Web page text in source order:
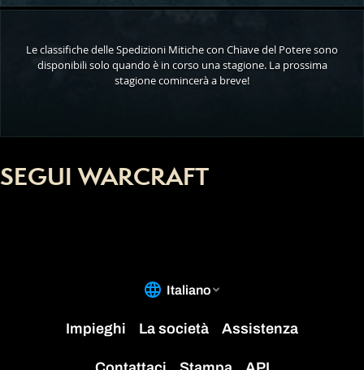
Le classifiche delle Spedizioni Mitiche con Chiave del Potere sono
disponibili solo quando è in corso una stagione. La prossima
stagione comincerà a breve!
SEGUI WARCRAFT